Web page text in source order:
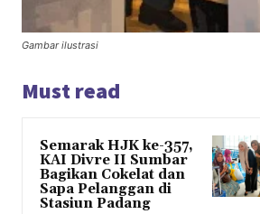
Gambar ilustrasi
Must read
Semarak HJK ke-357,
KAI Divre II Sumbar
Bagikan Cokelat dan
Sapa Pelanggan di
Stasiun Padang